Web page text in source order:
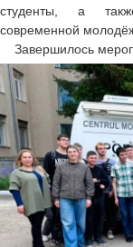
студенты, а
современной
Завершилось